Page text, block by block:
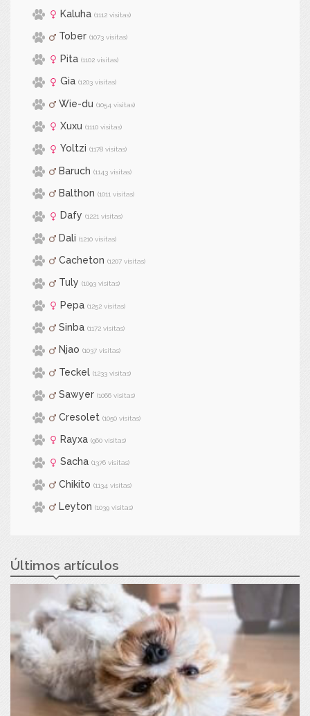
Kaluha (1112 visitas)
Tober (1073 visitas)
Pita (1102 visitas)
Gia (1203 visitas)
Wie-du (1054 visitas)
Xuxu (1110 visitas)
Yoltzi (1178 visitas)
Baruch (1143 visitas)
Balthon (1011 visitas)
Dafy (1221 visitas)
Dali (1210 visitas)
Cacheton (1207 visitas)
Tuly (1093 visitas)
Pepa (1252 visitas)
Sinba (1172 visitas)
Njao (1037 visitas)
Teckel (1233 visitas)
Sawyer (1066 visitas)
Cresolet (1050 visitas)
Rayxa (960 visitas)
Sacha (1376 visitas)
Chikito (1134 visitas)
Leyton (1039 visitas)
Últimos artículos